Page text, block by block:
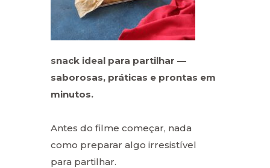
snack ideal para partilhar —
saborosas, práticas e prontas em
minutos.
Antes do filme começar, nada
como preparar algo irresistível
para partilhar.